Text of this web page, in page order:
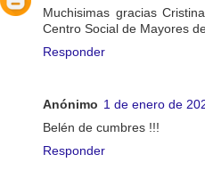
Muchisimas gracias
Centro Social de Mayores
Responder
Anónimo 1 de enero de
Belén de cumbres !!!
Responder